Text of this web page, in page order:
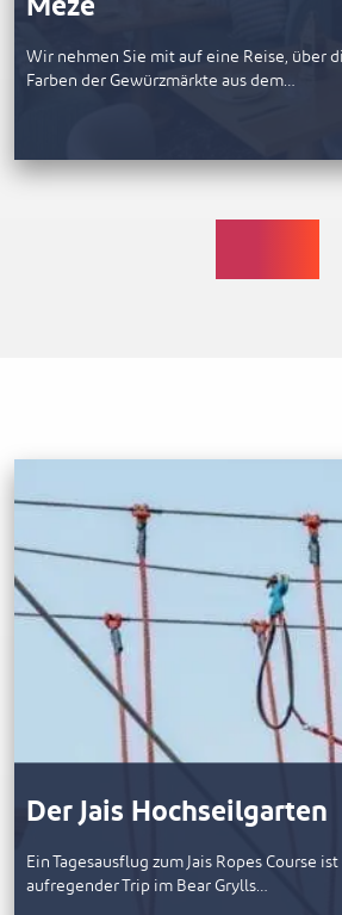
Wir nehmen Sie mit auf eine Reise, über
Farben der Gewürzmärkte aus dem…
Der Jais Hochseilgarten
Ein Tagesausflug zum Jais Ropes Course
aufregender Trip im Bear Grylls…